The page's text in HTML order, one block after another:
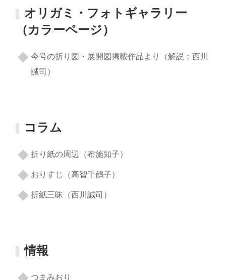
オリガミ・フォトギャラリー
（カラーページ）
今号の折り図・展開図掲載作品より（解説：西川
誠司）
コラム
折り紙の周辺（布施知子）
おりすじ（高智千鶴子）
折紙三昧（西川誠司）
情報
つまみおり